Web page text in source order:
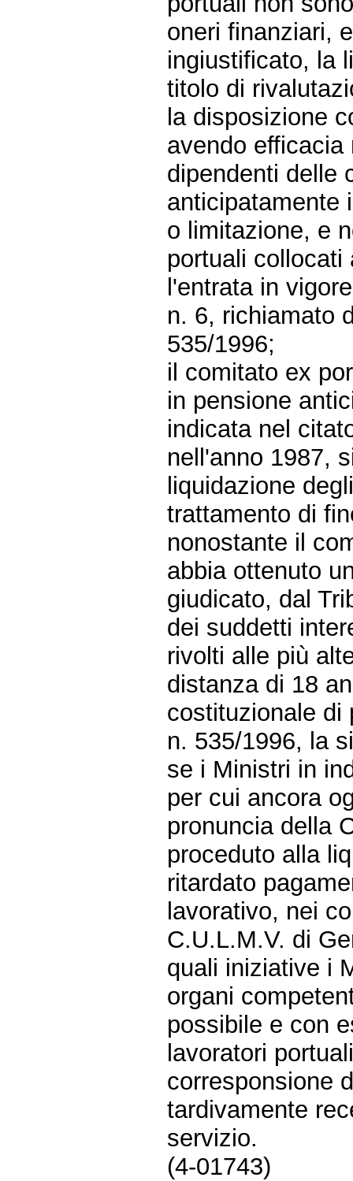
oneri finanziari,
ingiustificato, la
titolo di
la disposizione
avendo
dipendenti delle
anticipatamente
o limitazione, e
portuali collocati
l'entrata in
n. 6, richiamato
535/1996;
il comitato ex
in pensione
indicata nel
nell'anno 1987,
liquidazione
trattamento di
nonostante il
abbia ottenuto
giudicato, dal
dei suddetti
rivolti alle più
distanza di 18
costituzionale di
n. 535/1996, la
se i Ministri in
per cui ancora
pronuncia della
proceduto alla
ritardato
lavorativo, nei
C.U.L.M.V. di
quali iniziative i
organi
possibile e con
lavoratori
corresponsione
tardivamente
servizio.
(4-01743)